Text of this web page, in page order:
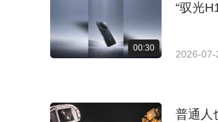
00:30
“驭光
2026-
普通人